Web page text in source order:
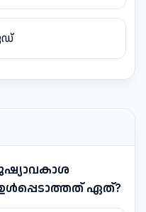
ഏത്?